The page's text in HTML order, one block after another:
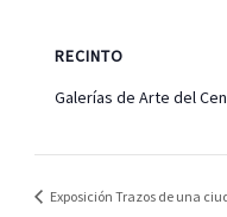
RECINTO
Galerías de Arte del
Exposición Trazos de una